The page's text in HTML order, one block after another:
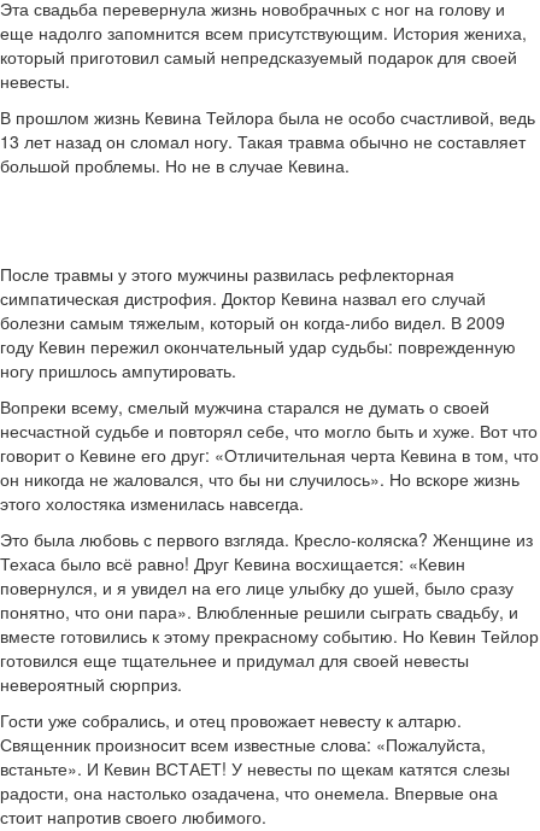
Эта свадьба перевернула жизнь новобрачных с ног на голову и
еще надолго запомнится всем присутствующим. История жениха,
который приготовил самый непредсказуемый подарок для своей
невесты.
В прошлом жизнь Кевина Тейлора была не особо счастливой, ведь
13 лет назад он сломал ногу. Такая травма обычно не составляет
большой проблемы. Но не в случае Кевина.
После травмы у этого мужчины развилась рефлекторная
симпатическая дистрофия. Доктор Кевина назвал его случай
болезни самым тяжелым, который он когда-либо видел. В 2009
году Кевин пережил окончательный удар судьбы: поврежденную
ногу пришлось ампутировать.
Вопреки всему, смелый мужчина старался не думать о своей
несчастной судьбе и повторял себе, что могло быть и хуже. Вот что
говорит о Кевине его друг: «Отличительная черта Кевина в том, что
он никогда не жаловался, что бы ни случилось». Но вскоре жизнь
этого холостяка изменилась навсегда.
Это была любовь с первого взгляда. Кресло-коляска? Женщине из
Техаса было всё равно! Друг Кевина восхищается: «Кевин
повернулся, и я увидел на его лице улыбку до ушей, было сразу
понятно, что они пара». Влюбленные решили сыграть свадьбу, и
вместе готовились к этому прекрасному событию. Но Кевин Тейлор
готовился еще тщательнее и придумал для своей невесты
невероятный сюрприз.
Гости уже собрались, и отец провожает невесту к алтарю.
Священник произносит всем известные слова: «Пожалуйста,
встаньте». И Кевин ВСТАЕТ! У невесты по щекам катятся слезы
радости, она настолько озадачена, что онемела. Впервые она
стоит напротив своего любимого.